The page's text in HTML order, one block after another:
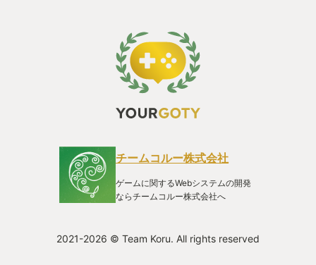
チームコルー株式会社
ゲームに関するWebシステムの開発
ならチームコルー株式会社へ
2021-2026 © Team Koru. All rights reserved